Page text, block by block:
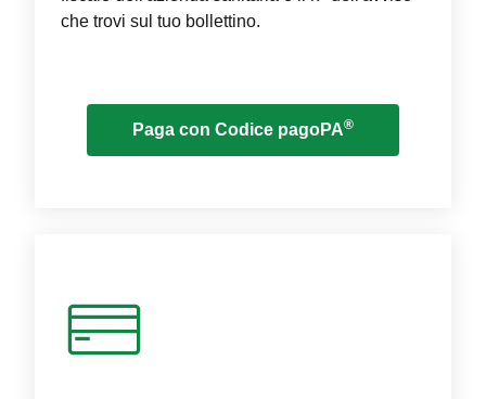
che trovi sul tuo bollettino.
Paga con Codice pagoPA®